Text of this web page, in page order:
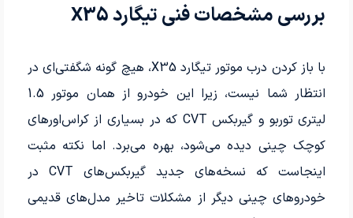
بررسی مشخصات فنی تیگارد X35
با باز کردن درب موتور تیگارد X35، هیچ گونه شگفتی‌ای در
انتظار شما نیست، زیرا این خودرو از همان موتور 1.5
لیتری توربو و گیربکس CVT که در بسیاری از کراس‌اورهای
کوچک چینی دیده می‌شود، بهره می‌برد. اما نکته مثبت
اینجاست که نسخه‌های جدید گیربکس‌های CVT در
خودروهای چینی دیگر از مشکلات تاخیر مدل‌های قدیمی